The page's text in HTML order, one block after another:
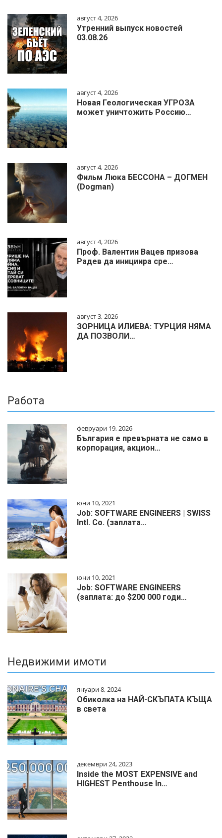
август 4, 2026
Утренний выпуск новостей
03.08.26
август 4, 2026
Новая Геологическая УГРОЗА
может уничтожить Россию…
август 4, 2026
Фильм Люка БЕССОНА – ДОГМЕН
(Dogman)
август 4, 2026
Проф. Валентин Вацев призова
Радев да инициира сре…
август 3, 2026
ЗОРНИЦА ИЛИЕВА: ТУРЦИЯ НЯМА
ДА ПОЗВОЛИ…
Работа
февруари 19, 2026
България е превърната не само в
корпорация, акцион…
юни 10, 2021
Job: SOFTWARE ENGINEERS | SWISS
Intl. Co. (заплата…
юни 10, 2021
Job: SOFTWARE ENGINEERS
(заплата: до $200 000 годи…
Недвижими имоти
януари 8, 2024
Обиколка на НАЙ-СКЪПАТА КЪЩА
в света
декември 24, 2023
Inside the MOST EXPENSIVE and
HIGHEST Penthouse In…